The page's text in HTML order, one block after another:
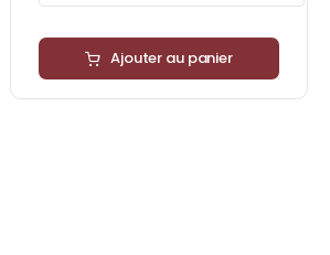
Ajouter au panier